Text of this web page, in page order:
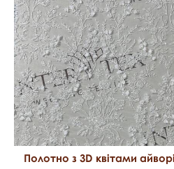
Полотно з 3D квітами